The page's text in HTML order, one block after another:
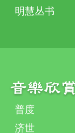
明慧丛书
普度
济世